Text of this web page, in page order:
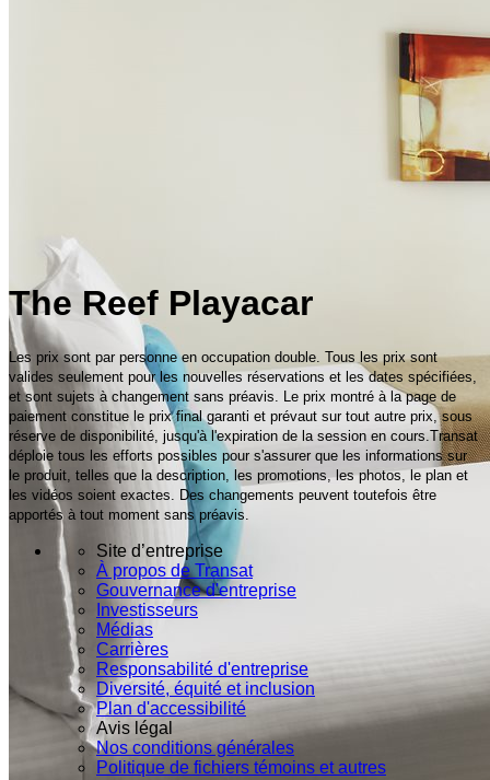
The Reef Playacar
Les prix sont par personne en occupation double. Tous les prix sont
valides seulement pour les nouvelles réservations et les dates spécifiées,
et sont sujets à changement sans préavis. Le prix montré à la page de
paiement constitue le prix final garanti et prévaut sur tout autre prix, sous
réserve de disponibilité, jusqu'à l'expiration de la session en cours.Transat
déploie tous les efforts possibles pour s'assurer que les informations sur
le produit, telles que la description, les promotions, les photos, le plan et
les vidéos soient exactes. Des changements peuvent toutefois être
apportés à tout moment sans préavis.
Site d’entreprise
À propos de Transat
Gouvernance d'entreprise
Investisseurs
Médias
Carrières
Responsabilité d'entreprise
Diversité, équité et inclusion
Plan d'accessibilité
Avis légal
Nos conditions générales
Politique de fichiers témoins et autres